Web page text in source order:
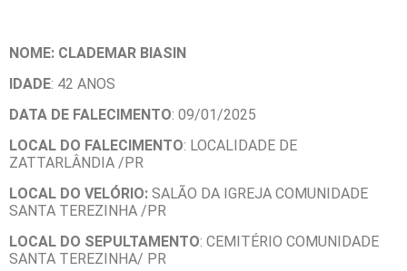
NOME: CLADEMAR BIASIN
IDADE: 42 ANOS
DATA DE FALECIMENTO: 09/01/2025
LOCAL DO FALECIMENTO: LOCALIDADE DE
ZATTARLÂNDIA /PR
LOCAL DO VELÓRIO: SALÃO DA IGREJA COMUNIDADE
SANTA TEREZINHA /PR
LOCAL DO SEPULTAMENTO: CEMITÉRIO COMUNIDADE
SANTA TEREZINHA/ PR